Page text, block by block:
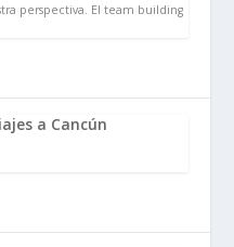
perspectiva. El team building
a Cancún